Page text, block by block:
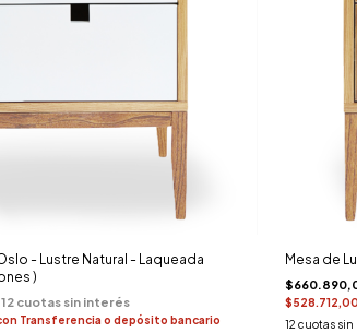
- Lustre Natural - Laqueada
)
Transferencia o depósito bancario
Mesa de
$528.712,00
12 cuotas